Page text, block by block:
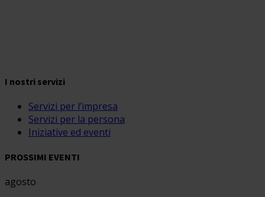
I nostri servizi
Servizi per l’impresa
Servizi per la persona
Iniziative ed eventi
PROSSIMI EVENTI
agosto